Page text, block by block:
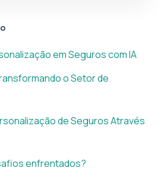
em Seguros com IA
o Setor de
de Seguros Através
enfrentados?